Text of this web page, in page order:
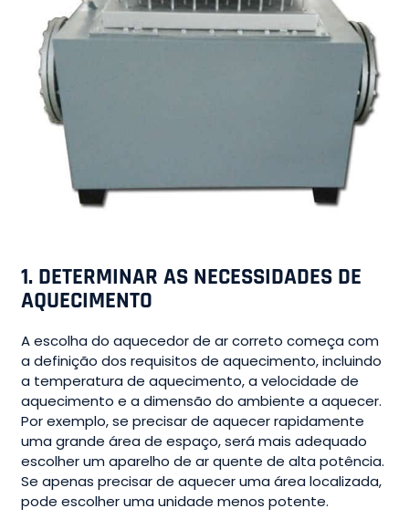
1. DETERMINAR AS NECESSIDADES DE
AQUECIMENTO
A escolha do aquecedor de ar correto começa com
a definição dos requisitos de aquecimento, incluindo
a temperatura de aquecimento, a velocidade de
aquecimento e a dimensão do ambiente a aquecer.
Por exemplo, se precisar de aquecer rapidamente
uma grande área de espaço, será mais adequado
escolher um aparelho de ar quente de alta potência.
Se apenas precisar de aquecer uma área localizada,
pode escolher uma unidade menos potente.